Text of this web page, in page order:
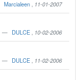
Marcialeen 11-01-2007
DULCE 10-02-2006
DULCE 11-02-2006